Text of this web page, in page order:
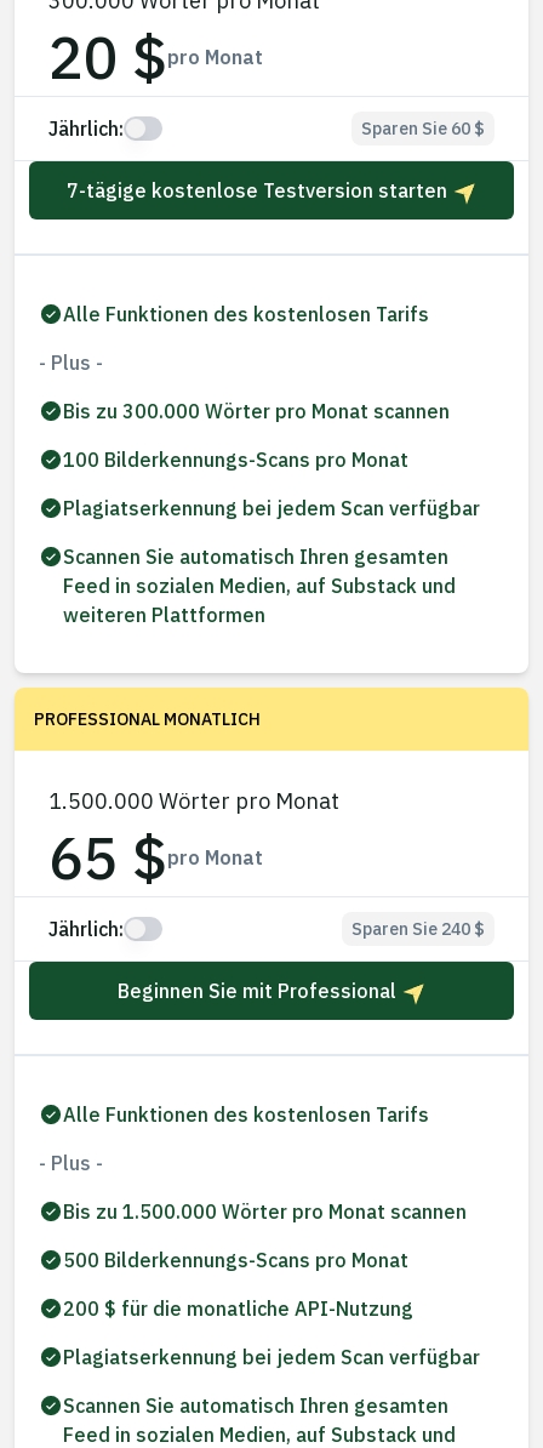
20 $pro Monat
Jährlich: Sparen Sie 60 $
7-tägige kostenlose Testversion starten
Alle Funktionen des kostenlosen Tarifs
- Plus -
Bis zu 300.000 Wörter pro Monat scannen
100 Bilderkennungs-Scans pro Monat
Plagiatserkennung bei jedem Scan verfügbar
Scannen Sie automatisch Ihren gesamten
Feed in sozialen Medien, auf Substack und
weiteren Plattformen
PROFESSIONAL MONATLICH
1.500.000 Wörter pro Monat
65 $pro Monat
Jährlich: Sparen Sie 240 $
Beginnen Sie mit Professional
Alle Funktionen des kostenlosen Tarifs
- Plus -
Bis zu 1.500.000 Wörter pro Monat scannen
500 Bilderkennungs-Scans pro Monat
200 $ für die monatliche API-Nutzung
Plagiatserkennung bei jedem Scan verfügbar
Scannen Sie automatisch Ihren gesamten
Feed in sozialen Medien, auf Substack und